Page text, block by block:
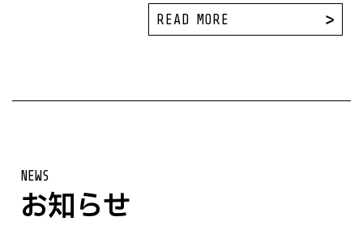
READ MORE
NEWS
お知らせ